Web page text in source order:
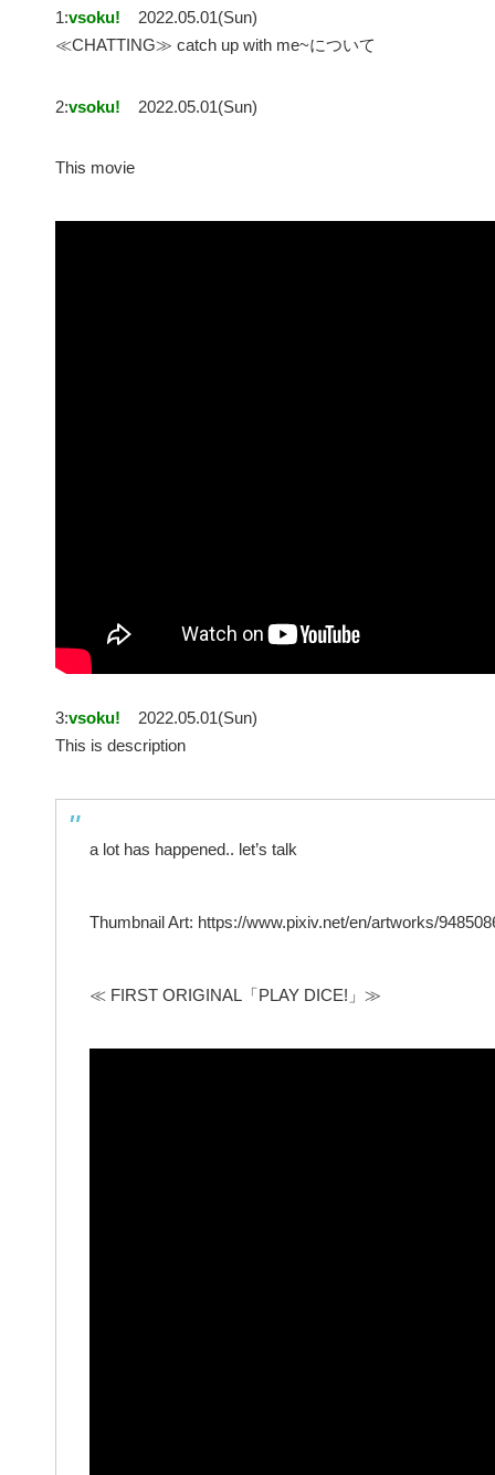
1:vsoku!
2022.05.01(Sun)
≪CHATTING≫ catch up with me~について
2:vsoku! 2022.05.01(Sun)
This movie
3:vsoku!
2022.05.01(Sun)
This is description
a lot has happened.. let’s talk
Thumbnail Art: https://www.pixiv.net/en/artworks/
≪ FIRST ORIGINAL「PLAY DICE!」≫